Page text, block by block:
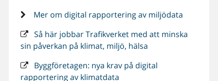
Mer om digital rapportering av miljödata
Så här jobbar Trafikverket med att minska
sin påverkan på klimat, miljö, hälsa
Byggföretagen: nya krav på digital
rapportering av klimatdata